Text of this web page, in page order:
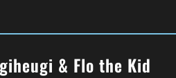
& Flo the Kid